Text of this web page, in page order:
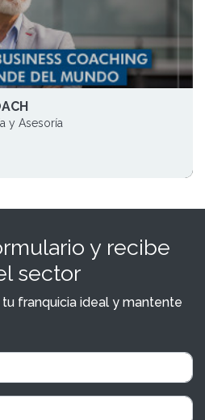
y Asesoría
y recibe
sector
franquicia ideal y mantente